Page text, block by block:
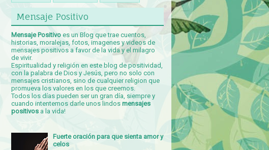
Mensaje Positivo
Mensaje Positivo es un Blog que trae cuentos,
historias, moralejas, fotos, imagenes y videos de
mensajes positivos a favor de la vida y el milagro
de vivir.
Espiritualidad y religión en este blog de positividad,
con la palabra de Dios y Jesús, pero no solo con
mensajes cristianos, sino de cualquier religion que
promueva los valores en los que creemos.
Todos los días pueden ser un gran día, siempre y
cuando intentemos darle unos lindos mensajes
positivos a la vida!
Fuerte oración para que sienta amor y
celos